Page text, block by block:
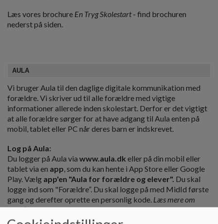
Læs vores brochure En Tryg Skolestart- find brochuren
nederst på siden.
AULA
Vi bruger Aula til den daglige digitale kommunikation med
forældre. Vi skriver ud til alle forældre med vigtige
informationer allerede inden skolestart. Derfor er det vigtigt
at alle forældre sørger for at have adgang til Aula enten på
mobil, tablet eller PC når deres barn er indskrevet.
Log på Aula:
Du logger på Aula via www.aula.dk eller på din mobil eller
tablet via en app, som du kan hente i App Store eller Google
Play. Vælg app'en "Aula for forældre og elever". Du skal
logge ind som "Forældre”. Du skal logge på med MidId første
gang og derefter oprette en personlig kode. Læs mere om
Aulaher.